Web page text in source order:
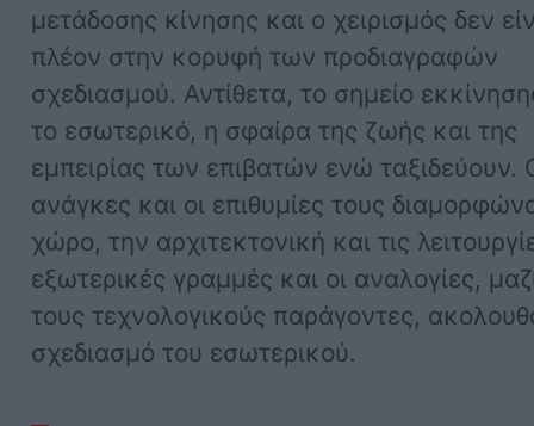
μετάδοσης κίνησης και ο χειρισμός δεν
πλέον στην κορυφή των προδιαγραφών
σχεδιασμού. Αντίθετα, το σημείο
το εσωτερικό, η σφαίρα της ζωής και της
εμπειρίας των επιβατών ενώ ταξιδεύουν.
ανάγκες και οι επιθυμίες τους
χώρο, την αρχιτεκτονική και τις
εξωτερικές γραμμές και οι αναλογίες,
τους τεχνολογικούς παράγοντες,
σχεδιασμό του εσωτερικού.